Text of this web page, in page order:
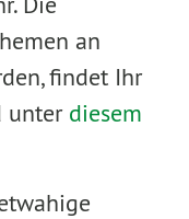
an
findet Ihr
unter diesem